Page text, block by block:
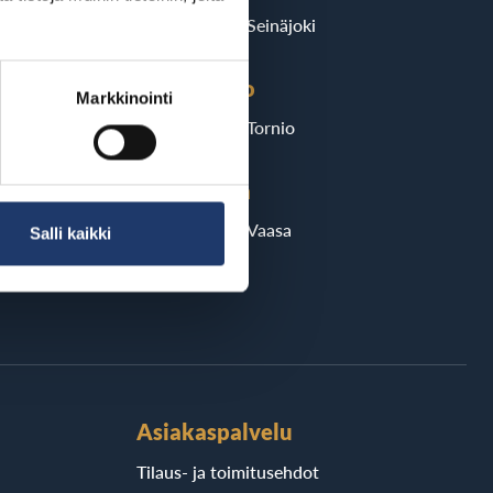
Markkinointi
Salli kaikki
BioRex Seinäjoki
Tornio
BioRex Tornio
Vaasa
BioRex Vaasa
Asiakaspalvelu
Tilaus- ja toimitusehdot